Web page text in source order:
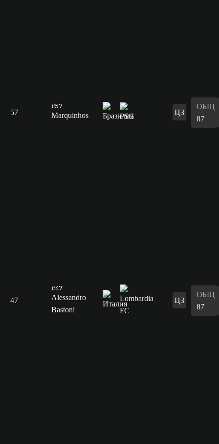
57
#57
Marquinhos ЦЗ
ОБЩ
87
47
#47
Alessandro
Bastoni
ЦЗ
ОБЩ
87